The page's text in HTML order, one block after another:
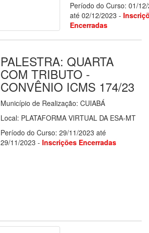
Período do Curso: 01/
até 02/12/2023 -
Encerradas
PALESTRA: QUARTA
COM TRIBUTO -
CONVÊNIO ICMS 174/23
Município de Realização: CUIABÁ
Local: PLATAFORMA VIRTUAL DA ESA-MT
Período do Curso: 29/11/2023 até
29/11/2023 -Inscrições Encerradas